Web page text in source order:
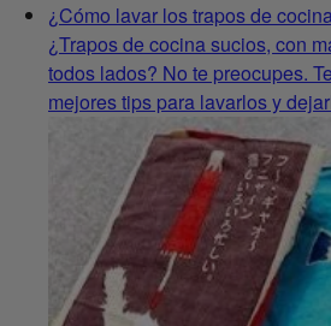
¿Cómo lavar los trapos de
¿Trapos de cocina sucios, con
todos lados? No te preocupes.
mejores tips para lavarlos y